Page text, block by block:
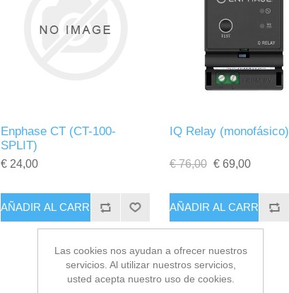
Enphase CT (CT-100-
SPLIT)
€ 24,00
IQ Relay (monofásico)
€ 76,00 € 69,00
Las cookies nos ayudan a ofrecer nuestros
servicios. Al utilizar nuestros servicios,
usted acepta nuestro uso de cookies.